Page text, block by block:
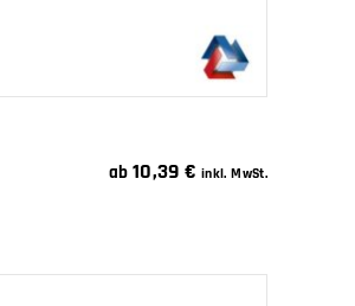
ab 10,39€ inkl. MwSt.